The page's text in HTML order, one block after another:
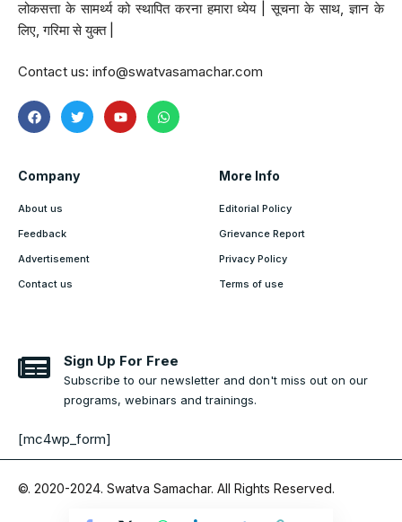
लोकसत्ता के सामर्थ्य को स्थापित करना हमारा ध्येय | सूचना के साथ, ज्ञान के
लिए, गरिमा से युक्त |
Contact us: info@swatvasamachar.com
Company
About us
Feedback
Advertisement
Contact us
More Info
Editorial Policy
Grievance Report
Privacy Policy
Terms of use
Sign Up For Free
Subscribe to our newsletter and don't miss out on our
programs, webinars and trainings.
[mc4wp_form]
©. 2020-2024. Swatva Samachar. All Rights Reserved.